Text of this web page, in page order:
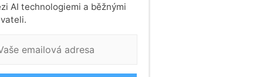
AI technologiemi a běžnými